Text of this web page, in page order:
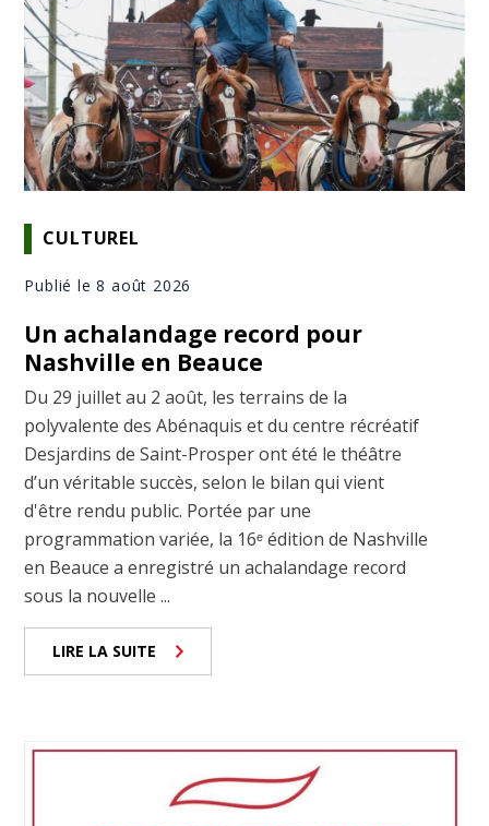
CULTUREL
Publié le 8 août 2026
Un achalandage record pour
Nashville en Beauce
Du 29 juillet au 2 août, les terrains de la
polyvalente des Abénaquis et du centre récréatif
Desjardins de Saint-Prosper ont été le théâtre
d’un véritable succès, selon le bilan qui vient
d'être rendu public. Portée par une
programmation variée, la 16ᵉ édition de Nashville
en Beauce a enregistré un achalandage record
sous la nouvelle ...
LIRE LA SUITE